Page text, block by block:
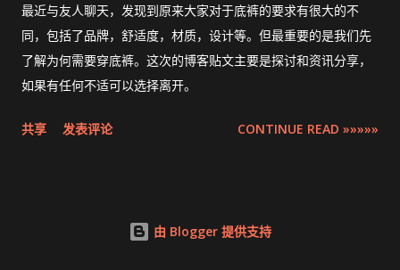
最近与友人聊天，发现到原来大家对于底裤的要求有很大的不
同，包括了品牌，舒适度，材质，设计等。但最重要的是我们先
了解为何需要穿底裤。这次的博客贴文主要是探讨和资讯分享，
如果有任何不适可以选择离开。
共享 发表评论 CONTINUE READ »»»»»
由 Blogger 提供支持